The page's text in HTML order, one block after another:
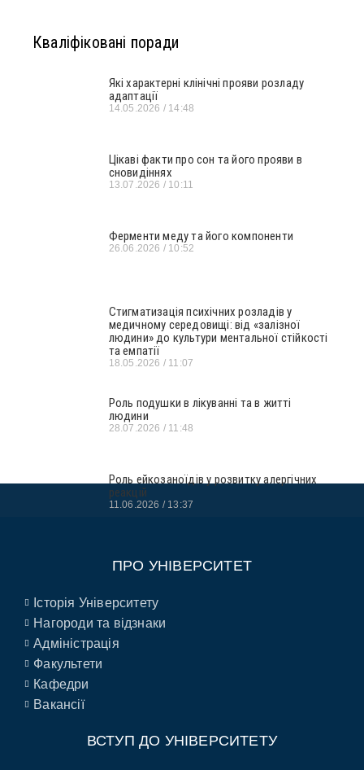
Кваліфіковані поради
Які характерні клінічні прояви розладу
адаптації
14.05.2026 14:48
Цікаві факти про сон та його прояви в
сновидіннях
13.07.2026 10:11
Ферменти меду та його компоненти
26.06.2026 10:52
Стигматизація психічних розладів у
медичному середовищі: від «залізної
людини» до культури ментальної стійкості
та емпатії
18.05.2026 11:07
Роль подушки в лікуванні та в житті
людини
28.07.2026 11:48
Роль ейкозаноїдів у розвитку алергічних
реакцій
11.06.2026 13:37
ПРО УНІВЕРСИТЕТ
Історія Університету
Нагороди та відзнаки
Адміністрація
Факультети
Кафедри
Вакансії
ВСТУП ДО УНІВЕРСИТЕТУ